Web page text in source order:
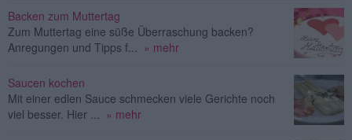
Backen zum Muttertag
Zum Muttertag eine süße Überraschung backen?
Anregungen und Tipps f...
» mehr
Saucen kochen
Mit einer edlen Sauce schmecken viele Gerichte noch
viel besser. Hier ...
» mehr